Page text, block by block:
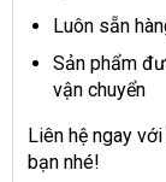
Luôn sẵn
Sản phẩm
vận chuyển
Liên hệ ngay
bạn nhé!